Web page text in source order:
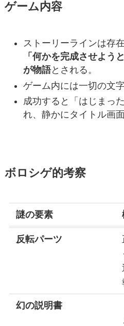
ゲーム内容
ストーリーラインは存在
「何かを完成させよう
が物語とされる。
ゲーム内には一切の文
成功すると「はじまっ
れ、静かにタイトル画
ボロシゲ的考察
謎の要素
反転パーツ
幻の説明書